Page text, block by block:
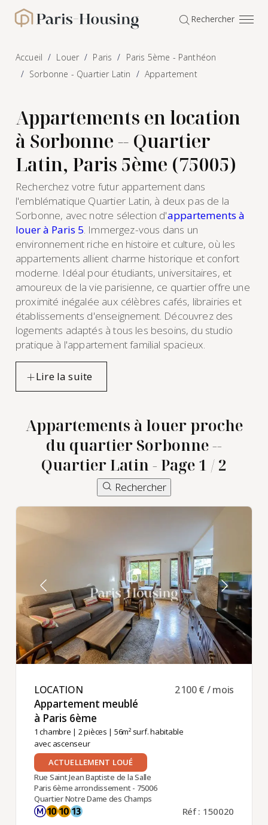
Paris-Housing - Accueil Rechercher
Accueil Louer Paris
Paris 5ème - Panthéon
Sorbonne - Quartier Latin
Appartement
Appartements en location
à Sorbonne -- Quartier
Latin, Paris 5ème (75005)
Recherchez votre futur appartement dans
l'emblématique Quartier Latin, à deux pas de la
Sorbonne, avec notre sélection d'appartements à
louer à Paris 5. Immergez-vous dans un
environnement riche en histoire et culture, où les
appartements allient charme historique et confort
moderne. Idéal pour étudiants, universitaires, et
amoureux de la vie parisienne, ce quartier offre une
proximité inégalée aux célèbres cafés, librairies et
établissements d'enseignement. Découvrez des
logements adaptés à tous les besoins, du studio
pratique à l'appartement familial spacieux.
location
d'appartement
Quartier Latin
Appartements à louer proche
du quartier Sorbonne --
Quartier Latin - Page 1 / 2
Rechercher
LOCATION ​
Appartement meublé
à Paris 6ème ​
1 chambre | 2 pièces | 56m² surf. habitable
avec ascenseur
2 100 € / mois
ACTUELLEMENT LOUÉ
Rue Saint Jean Baptiste de la Salle
Paris 6ème arrondissement - 75006
Quartier Notre Dame des Champs
Réf : 150020
Panneau de gestion des cookies